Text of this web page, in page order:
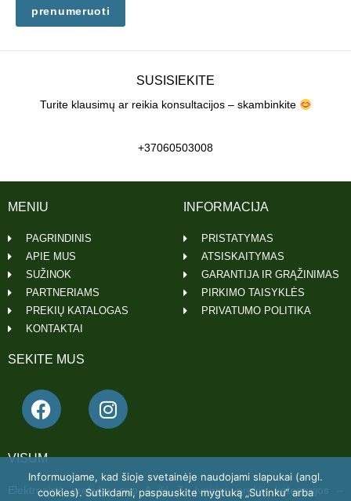
prenumeruoti
SUSISIEKITE
Turite klausimų ar reikia konsultacijos – skambinkite
+37060503008
VISUM
Elektroninė prekyba nuo A iki Z. Įvairios prekių kategorijos –
SEKITE MUS
INFORMACIJA
PRISTATYMAS
ATSISKAITYMAS
GARANTIJA IR GRĄŽINIMAS
PIRKIMO TAISYKLĖS
PRIVATUMO POLITIKA
MENIU
PAGRINDINIS
APIE MUS
SUŽINOK
PARTNERIAMS
PREKIŲ KATALOGAS
KONTAKTAI
Informuojame, kad šioje svetainėje naudojami slapukai (angl.
cookies). Sutikdami, paspauskite mygtuką „Sutinku“ arba